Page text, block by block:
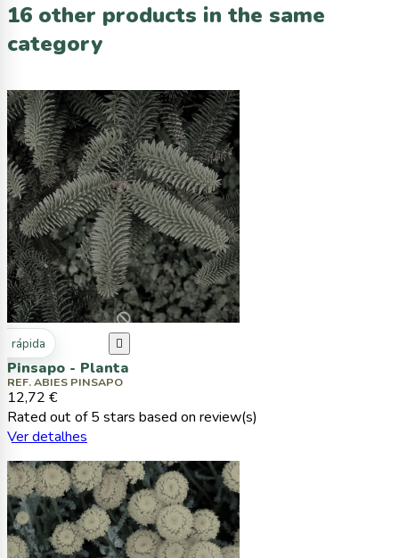
16 other products in the same
category
rápida 
Pinsapo - Planta
REF. ABIES PINSAPO
12,72 €
Rated out of 5 stars based on review(s)
Ver detalhes